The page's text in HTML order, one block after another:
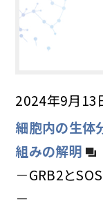
2024年9月13
細胞内の生体
組みの解明
－GRB2と
－